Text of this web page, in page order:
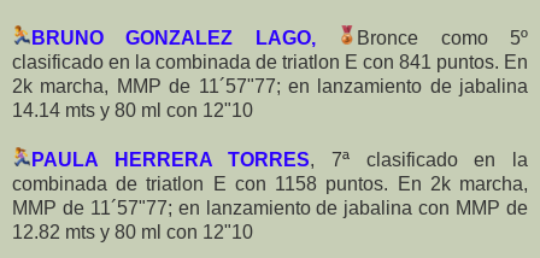
BRUNO GONZALEZ LAGO,
Bronce como 5º
clasificado en la combinada de triatlon E con 841 puntos. En
2k marcha, MMP de 11´57"77; en lanzamiento de jabalina
14.14 mts y 80 ml con 12"10
PAULA HERRERA TORRES, 7ª clasificado en la
combinada de triatlon E con 1158 puntos. En 2k marcha,
MMP de 11´57"77; en lanzamiento de jabalina con MMP de
12.82 mts y 80 ml con 12"10